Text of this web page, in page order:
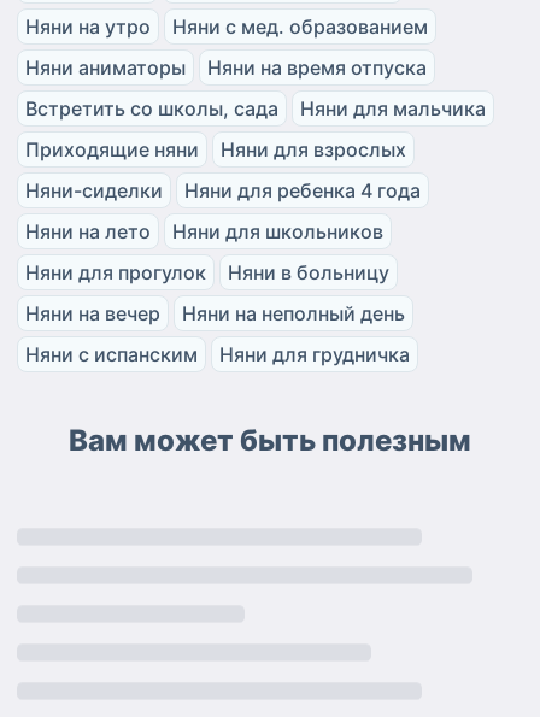
Няни на утро
Няни с мед. образованием
Няни аниматоры
Няни на время отпуска
Встретить со школы, сада
Няни для мальчика
Приходящие няни
Няни для взрослых
Няни-сиделки
Няни для ребенка 4 года
Няни на лето
Няни для школьников
Няни для прогулок
Няни в больницу
Няни на вечер
Няни на неполный день
Няни с испанским
Няни для грудничка
Вам может быть полезным